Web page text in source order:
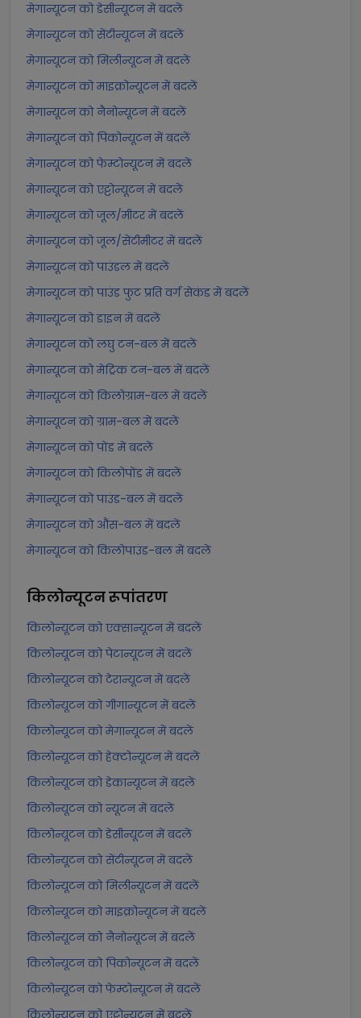
मेगान्यूटन को डेसीन्यूटन में बदलें
मेगान्यूटन को सेंटीन्यूटन में बदलें
मेगान्यूटन को मिलीन्यूटन में बदलें
मेगान्यूटन को माइक्रोन्यूटन में बदलें
मेगान्यूटन को नैनोन्यूटन में बदलें
मेगान्यूटन को पिकोन्यूटन में बदलें
मेगान्यूटन को फेम्टोन्यूटन में बदलें
मेगान्यूटन को एट्टोन्यूटन में बदलें
मेगान्यूटन को जूल/मीटर में बदलें
मेगान्यूटन को जूल/सेंटीमीटर में बदलें
मेगान्यूटन को पाउंडल में बदलें
मेगान्यूटन को पाउंड फुट प्रति वर्ग सेकंड में बदलें
मेगान्यूटन को डाइन में बदलें
मेगान्यूटन को लघु टन-बल में बदलें
मेगान्यूटन को मेट्रिक टन-बल में बदलें
मेगान्यूटन को किलोग्राम-बल में बदलें
मेगान्यूटन को ग्राम-बल में बदलें
मेगान्यूटन को पोंड में बदलें
मेगान्यूटन को किलोपोंड में बदलें
मेगान्यूटन को पाउंड-बल में बदलें
मेगान्यूटन को औंस-बल में बदलें
मेगान्यूटन को किलोपाउंड-बल में बदलें
किलोन्यूटनरूपांतरण
किलोन्यूटन को एक्सान्यूटन में बदलें
किलोन्यूटन को पेटान्यूटन में बदलें
किलोन्यूटन को टेरान्यूटन में बदलें
किलोन्यूटन को गीगान्यूटन में बदलें
किलोन्यूटन को मेगान्यूटन में बदलें
किलोन्यूटन को हेक्टोन्यूटन में बदलें
किलोन्यूटन को डेकान्यूटन में बदलें
किलोन्यूटन को न्यूटन में बदलें
किलोन्यूटन को डेसीन्यूटन में बदलें
किलोन्यूटन को सेंटीन्यूटन में बदलें
किलोन्यूटन को मिलीन्यूटन में बदलें
किलोन्यूटन को माइक्रोन्यूटन में बदलें
किलोन्यूटन को नैनोन्यूटन में बदलें
किलोन्यूटन को पिकोन्यूटन में बदलें
किलोन्यूटन को फेम्टोन्यूटन में बदलें
किलोन्यूटन को एट्टोन्यूटन में बदलें